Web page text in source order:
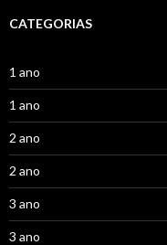
CATEGORIAS
1 ano
1 ano
2 ano
2 ano
3 ano
3 ano